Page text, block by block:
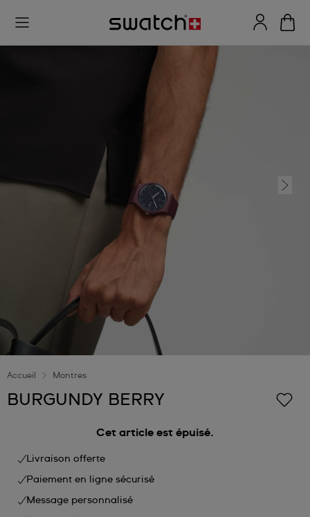
Accueil Montres
BURGUNDY BERRY
Cet article est épuisé.
Livraison offerte
Paiement en ligne sécurisé
Message personnalisé